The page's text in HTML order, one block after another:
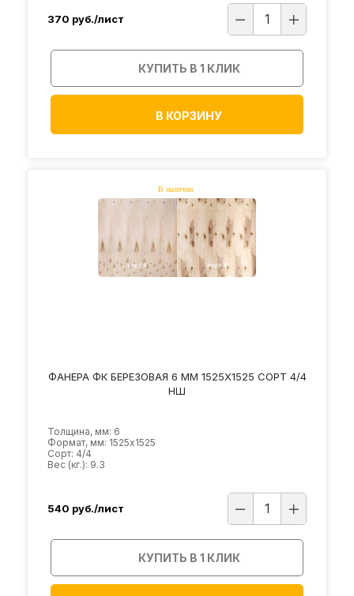
370 руб./лист
КУПИТЬ В 1 КЛИК
В КОРЗИНУ
ФАНЕРА ФК БЕРЕЗОВАЯ 6 ММ 1525Х1525 СОРТ 4/4
НШ
Толщина, мм: 6
Формат, мм: 1525х1525
Сорт: 4/4
Вес (кг.): 9.3
540 руб./лист
КУПИТЬ В 1 КЛИК